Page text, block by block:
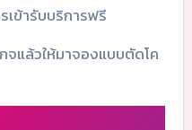
เข้ารับบริการฟรี
จแล้วให้มาจองแบบตัดโค